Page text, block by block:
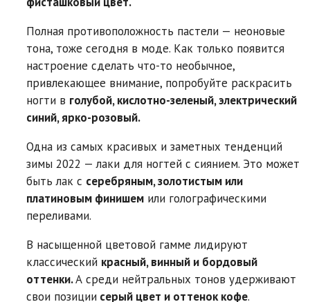
Полная противоположность пастели — неоновые
тона, тоже сегодня в моде. Как только появится
настроение сделать что-то необычное,
привлекающее внимание, попробуйте раскрасить
ногти в голубой, кислотно-зеленый, электрический
синий, ярко-розовый.
Одна из самых красивых и заметных тенденций
зимы 2022 — лаки для ногтей с сиянием. Это может
быть лак с серебряным, золотистым или
платиновым финишем или голографическими
переливами.
В насыщенной цветовой гамме лидируют
классический красный, винный и бордовый
оттенки.А среди нейтральных тонов удерживают
свои позиции серый цвет и оттенок кофе.